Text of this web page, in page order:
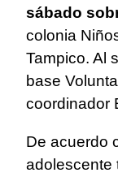
sábado
colonia
Tampico. Al
base
coordinador
De acuerdo
adolescente